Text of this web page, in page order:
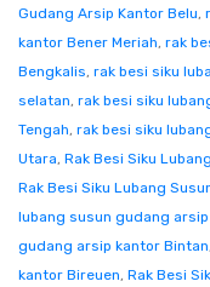
Gudang Arsip Kantor Belu,
kantor Bener Meriah, rak
Bengkalis, rak besi siku
selatan, rak besi siku
Tengah, rak besi siku
Utara, Rak Besi Siku
Rak Besi Siku Lubang
lubang susun gudang
gudang arsip kantor Bintan
kantor Bireuen, Rak Besi